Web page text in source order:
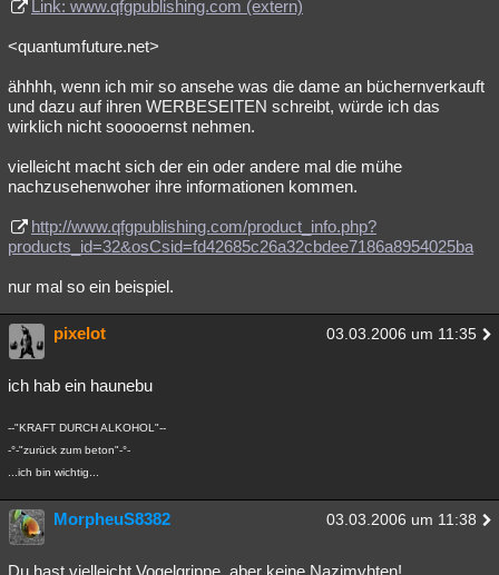
Link: www.qfgpublishing.com (extern)
<quantumfuture.net>
ähhhh, wenn ich mir so ansehe was die dame an büchernverkauft
und dazu auf ihren WERBESEITEN schreibt, würde ich das
wirklich nicht sooooernst nehmen.
vielleicht macht sich der ein oder andere mal die mühe
nachzusehenwoher ihre informationen kommen.
http://www.qfgpublishing.com/product_info.php?
products_id=32&osCsid=fd42685c26a32cbdee7186a8954025ba
nur mal so ein beispiel.
pixelot 03.03.2006 um 11:35
ich hab ein haunebu
--"KRAFT DURCH ALKOHOL"--
-°-"zurück zum beton"-°-
...ich bin wichtig...
MorpheuS8382 03.03.2006 um 11:38
Du hast vielleicht Vogelgrippe, aber keine Nazimyhten!